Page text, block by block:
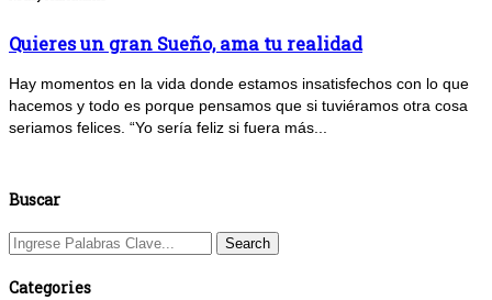
Quieres un gran Sueño, ama tu realidad
Hay momentos en la vida donde estamos insatisfechos con lo que
hacemos y todo es porque pensamos que si tuviéramos otra cosa
seriamos felices. “Yo sería feliz si fuera más...
Buscar
Categories